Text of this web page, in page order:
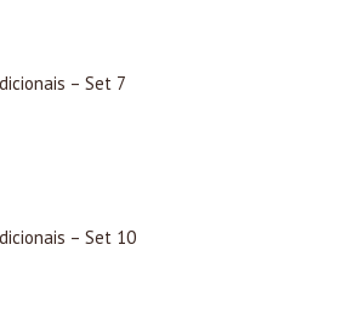
– Set 7
– Set 10